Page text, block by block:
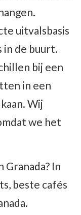
uitvalsbasis
de buurt.
bij een
in een
Wij
we het
In
beste cafés